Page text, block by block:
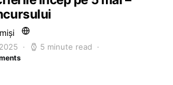
5 minute read